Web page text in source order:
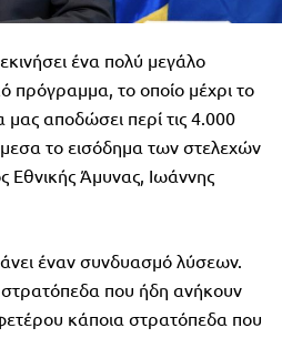
ένα πολύ μεγάλο
πρόγραμμα, το οποίο μέχρι το
μας αποδώσει περί τις 4.000
το εισόδημα των στελεχών
Εθνικής Άμυνας, Ιωάννης
έναν συνδυασμό λύσεων.
που ήδη ανήκουν
κάποια στρατόπεδα που